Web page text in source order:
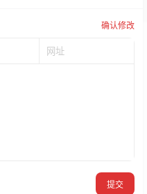
确认修改
提交